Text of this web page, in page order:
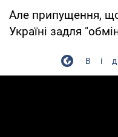
Але припущення,
Україні задля